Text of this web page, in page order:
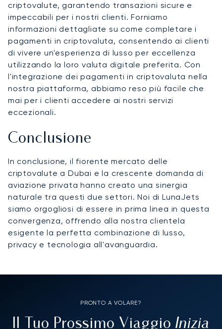
criptovalute, garantendo transazioni sicure e
impeccabili per i nostri clienti. Forniamo
informazioni dettagliate su come completare i
pagamenti in criptovaluta, consentendo ai clienti
di vivere un'esperienza di lusso per eccellenza
utilizzando la loro valuta digitale preferita. Con
l'integrazione dei pagamenti in criptovaluta nella
nostra piattaforma, abbiamo reso più facile che
mai per i clienti accedere ai nostri servizi
eccezionali.
Conclusione
In conclusione, il fiorente mercato delle
criptovalute a Dubai e la crescente domanda di
aviazione privata hanno creato una sinergia
naturale tra questi due settori. Noi di LunaJets
siamo orgogliosi di essere in prima linea in questa
convergenza, offrendo alla nostra clientela
esigente la perfetta combinazione di lusso,
privacy e tecnologia all'avanguardia.
PRONTO A VOLARE?
Il Tuo Prossimo Viaggio Inizia